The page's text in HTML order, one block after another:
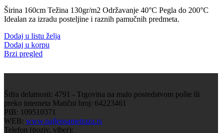
Širina 160cm Težina 130gr/m2 Održavanje 40°C Pegla do 200°C
Idealan za izradu posteljine i raznih pamučnih predmeta.
Dodaj u listu želja
Dodaj u korpu
Brzi pregled
Šifra delatnosti: 4791 - Trgovina na malo posredstvom pošte ili
preko interneta Matični broj: 64223461
PIB: 109510371
WEB: www.najlepsametraza.rs
Telefon (poziv, viber):